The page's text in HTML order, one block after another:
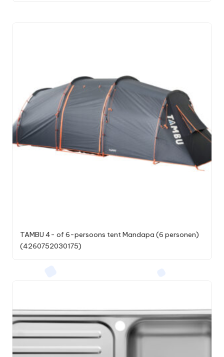
TAMBU 4- of 6-persoons tent Mandapa (6 personen)
(4260752030175)